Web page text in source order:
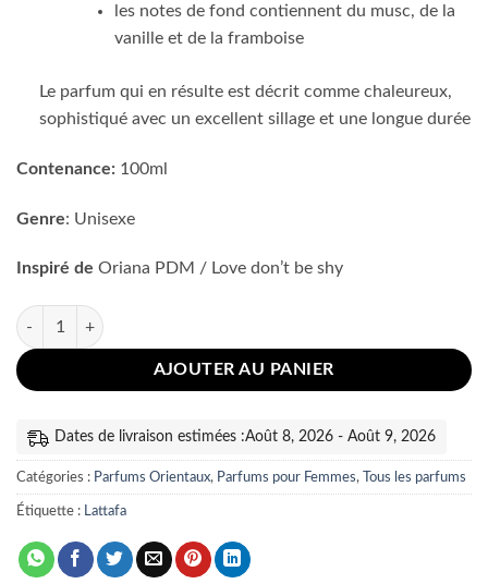
les notes de fond contiennent du musc, de la
vanille et de la framboise
Le parfum qui en résulte est décrit comme chaleureux,
sophistiqué avec un excellent sillage et une longue durée
Contenance: 100ml
Genre: Unisexe
Inspiré de Oriana PDM / Love don’t be shy
quantité de Ansaam Gold Lattafa
AJOUTER AU PANIER
Dates de livraison estimées :Août 8, 2026 - Août 9, 2026
Catégories : Parfums Orientaux, Parfums pour Femmes, Tous les parfums
Étiquette : Lattafa